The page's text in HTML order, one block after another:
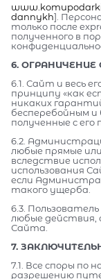
dannykh].
только после
полученного в
6. ОГРАНИЧЕНИЕ
6.1. Сайт и весь
принципу «как
никаких
бесперебойным
полученные с
6.2.
любые прямые
вследствие
использования
если
такого ущерба.
6.3.
любые действия,
Сайта.
7.
7.1. Все споры
разрешению